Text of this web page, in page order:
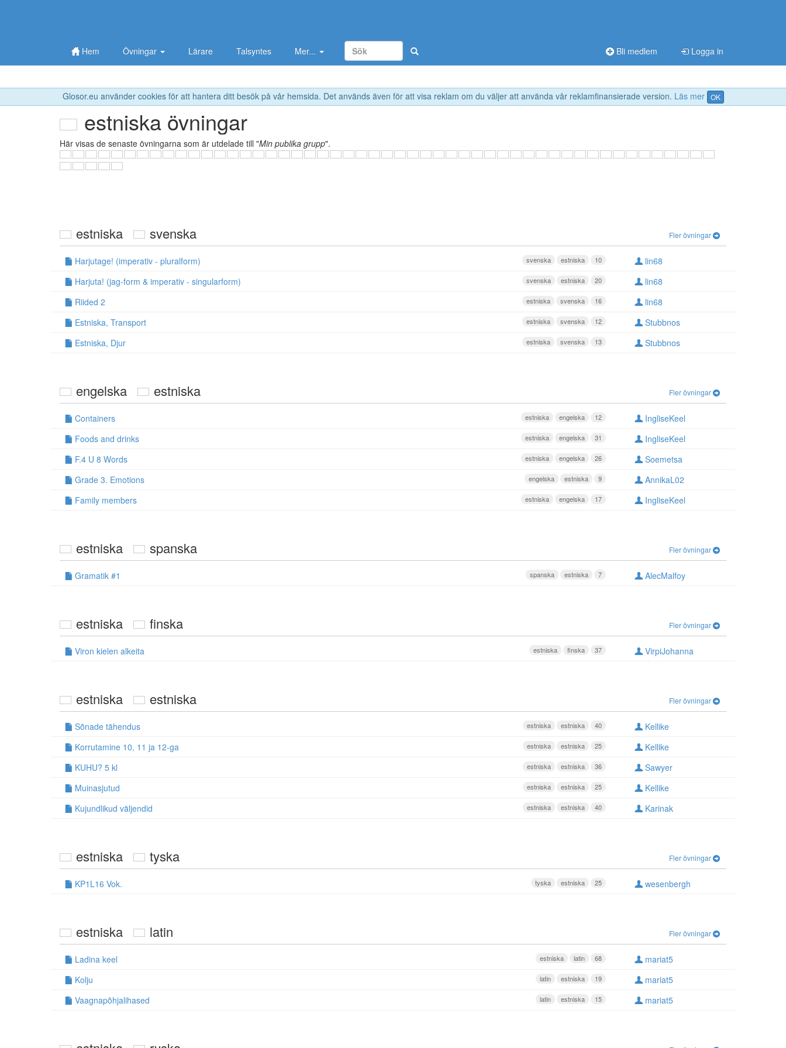
Glosor.eu använder cookies för att hantera ditt besök på vår hemsida. Det används även för att visa reklam om du väljer att använda vår reklamfinansierade version. Läs mer OK
Hem Övningar Lärare Talsyntes Mer... Bli medlem Logga in
estniska övningar
Här visas de senaste övningarna som är utdelade till "Min publika grupp".
estniska svenska Fler övningar
10
estniska
svenska
Harjutage! (imperativ - pluralform) lin68
20
estniska
svenska
Harjuta! (jag-form & imperativ - singularform) lin68
16
svenska
estniska
Riided 2 lin68
12
svenska
estniska
Estniska, Transport Stubbnos
13
svenska
estniska
Estniska, Djur Stubbnos
engelska estniska Fler övningar
12
engelska
estniska
Containers IngliseKeel
31
engelska
estniska
Foods and drinks IngliseKeel
26
engelska
estniska
F.4 U 8 Words Soemetsa
9
estniska
engelska
Grade 3. Emotions AnnikaL02
17
engelska
estniska
Family members IngliseKeel
estniska spanska Fler övningar
7
estniska
spanska
Gramatik #1 AlecMalfoy
estniska finska Fler övningar
37
finska
estniska
Viron kielen alkeita VirpiJohanna
estniska estniska Fler övningar
40
estniska
estniska
Sõnade tähendus Kellike
25
estniska
estniska
Korrutamine 10, 11 ja 12-ga Kellike
36
estniska
estniska
KUHU? 5 kl Sawyer
25
estniska
estniska
Muinasjutud Kellike
40
estniska
estniska
Kujundlikud väljendid Karinak
estniska tyska Fler övningar
25
estniska
tyska
KP1L16 Vok. wesenbergh
estniska latin Fler övningar
68
latin
estniska
Ladina keel mariat5
19
estniska
latin
Kolju mariat5
15
estniska
latin
Vaagnapõhjalihased mariat5